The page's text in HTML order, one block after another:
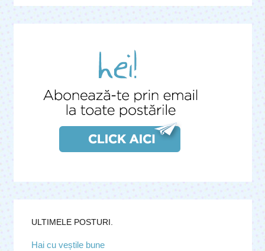
ULTIMELE POSTURI.
Hai cu veștile bune